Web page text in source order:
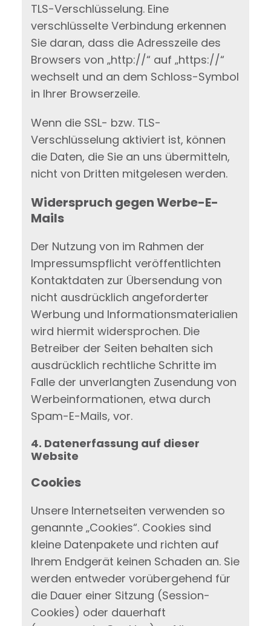
TLS-Verschlüsselung. Eine
verschlüsselte Verbindung erkennen
Sie daran, dass die Adresszeile des
Browsers von „http://“ auf „https://“
wechselt und an dem Schloss-Symbol
in Ihrer Browserzeile.
Wenn die SSL- bzw. TLS-
Verschlüsselung aktiviert ist, können
die Daten, die Sie an uns übermitteln,
nicht von Dritten mitgelesen werden.
Widerspruch gegen Werbe-E-
Mails
Der Nutzung von im Rahmen der
Impressumspflicht veröffentlichten
Kontaktdaten zur Übersendung von
nicht ausdrücklich angeforderter
Werbung und Informationsmaterialien
wird hiermit widersprochen. Die
Betreiber der Seiten behalten sich
ausdrücklich rechtliche Schritte im
Falle der unverlangten Zusendung von
Werbeinformationen, etwa durch
Spam-E-Mails, vor.
4. Datenerfassung auf dieser
Website
Cookies
Unsere Internetseiten verwenden so
genannte „Cookies“. Cookies sind
kleine Datenpakete und richten auf
Ihrem Endgerät keinen Schaden an. Sie
werden entweder vorübergehend für
die Dauer einer Sitzung (Session-
Cookies) oder dauerhaft